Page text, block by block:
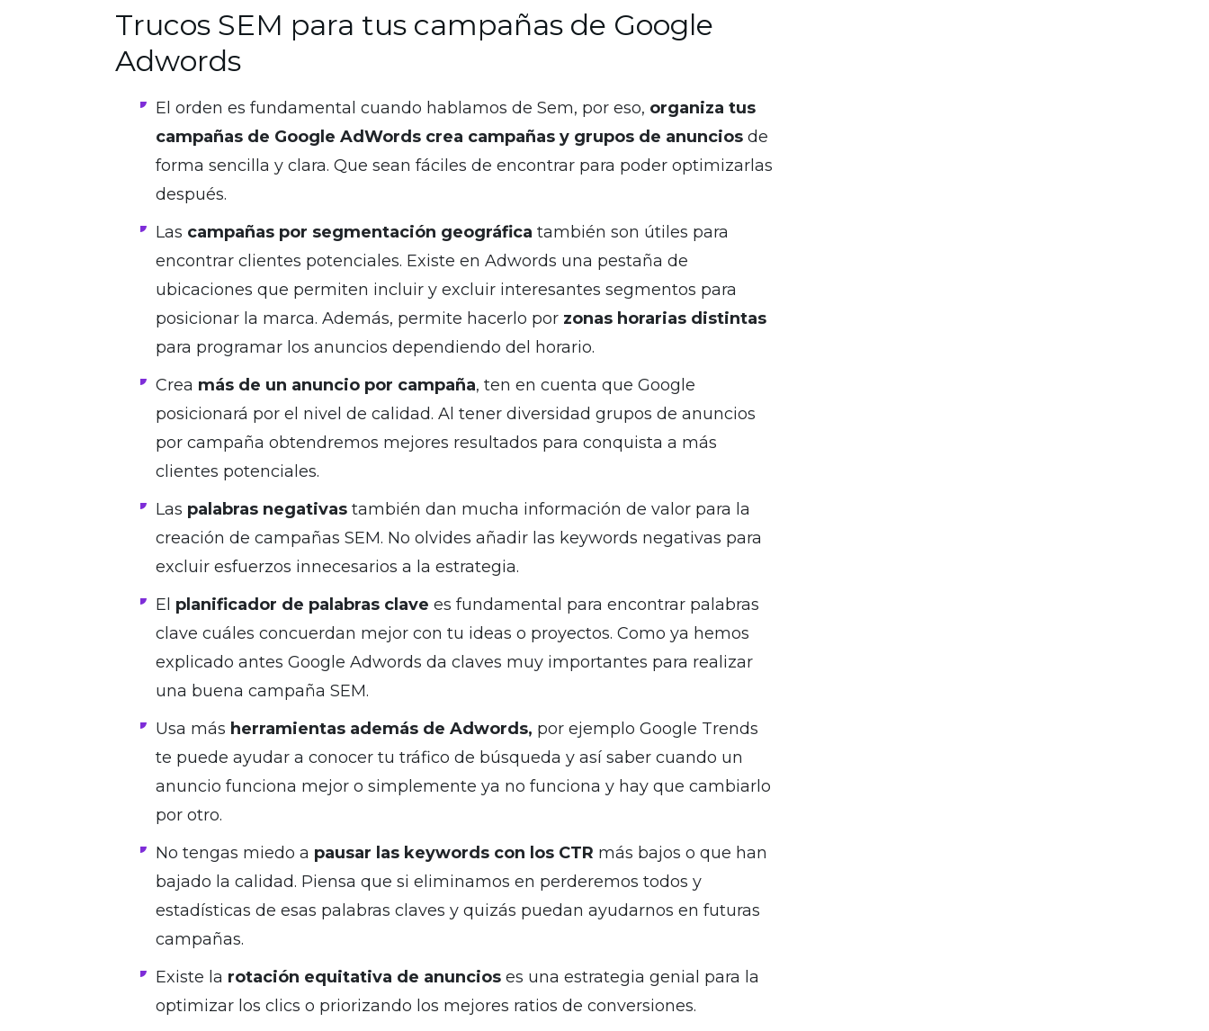
Trucos SEM para tus campañas de Google
Adwords
El orden es fundamental cuando hablamos de Sem, por eso, organiza tus
campañas de Google AdWords crea campañas y grupos de anuncios de
forma sencilla y clara. Que sean fáciles de encontrar para poder optimizarlas
después.
Las campañas por segmentación geográfica también son útiles para
encontrar clientes potenciales. Existe en Adwords una pestaña de
ubicaciones que permiten incluir y excluir interesantes segmentos para
posicionar la marca. Además, permite hacerlo por zonas horarias distintas
para programar los anuncios dependiendo del horario.
Crea más de un anuncio por campaña, ten en cuenta que Google
posicionará por el nivel de calidad. Al tener diversidad grupos de anuncios
por campaña obtendremos mejores resultados para conquista a más
clientes potenciales.
Las palabras negativas también dan mucha información de valor para la
creación de campañas SEM. No olvides añadir las keywords negativas para
excluir esfuerzos innecesarios a la estrategia.
El planificador de palabras clave es fundamental para encontrar palabras
clave cuáles concuerdan mejor con tu ideas o proyectos. Como ya hemos
explicado antes Google Adwords da claves muy importantes para realizar
una buena campaña SEM.
Usa más herramientas además de Adwords, por ejemplo Google Trends
te puede ayudar a conocer tu tráfico de búsqueda y así saber cuando un
anuncio funciona mejor o simplemente ya no funciona y hay que cambiarlo
por otro.
No tengas miedo a pausar las keywords con los CTR más bajos o que han
bajado la calidad. Piensa que si eliminamos en perderemos todos y
estadísticas de esas palabras claves y quizás puedan ayudarnos en futuras
campañas.
Existe la rotación equitativa de anuncios es una estrategia genial para la
optimizar los clics o priorizando los mejores ratios de conversiones.